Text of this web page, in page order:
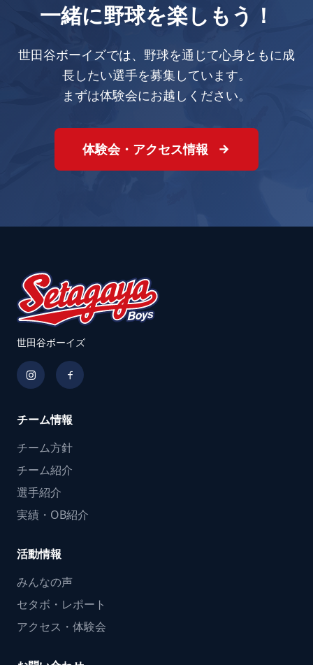
一緒に野球を楽しもう！
世田谷ボーイズでは、野球を通じて心身ともに成
長したい選手を募集しています。
まずは体験会にお越しください。
体験会・アクセス情報
世田谷ボーイズ
チーム情報
チーム方針
チーム紹介
選手紹介
実績・OB紹介
活動情報
みんなの声
セタボ・レポート
アクセス・体験会